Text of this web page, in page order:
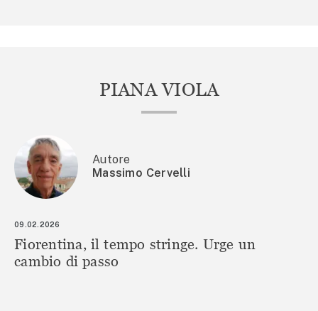
PIANA VIOLA
Autore
Massimo Cervelli
09.02.2026
Fiorentina, il tempo stringe. Urge un
cambio di passo